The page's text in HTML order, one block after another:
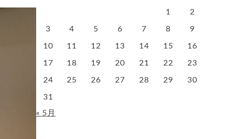
1 2
3 4 5 6 7 8 9
10 11 12 13 14 15 16
17 18 19 20 21 22 23
24 25 26 27 28 29 30
31
« 5月